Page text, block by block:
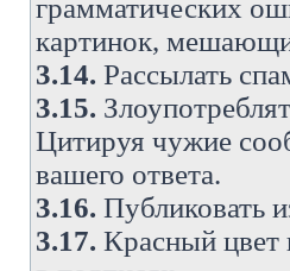
грамматических
картинок,
3.14. Рассылать
3.15.
Цитируя чужие
вашего ответа.
3.16. Публиковать
3.17. Красный цвет